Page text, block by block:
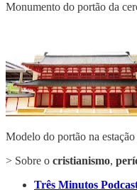
Monumento do portão da
Modelo do portão na
> Sobre o cristianismo,
Três Minutos